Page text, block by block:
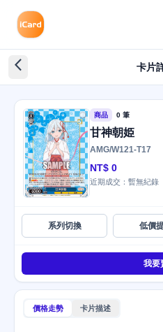
arrow_back_ios_new 卡片
商品 0 筆
甘神朝姫
AMG/W121-T17
NT$ 0
近期成交：暫無紀錄
系列切換 低價
我要
價格走勢 卡片描述